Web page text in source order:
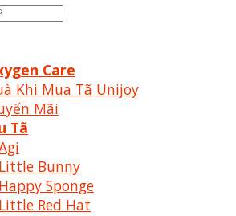
Care
Khi Mua Tã Unijoy
Mãi
Tã
Bunny
Sponge
Red Hat